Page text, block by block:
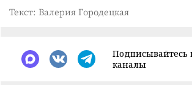
Текст: Валерия Городецкая
каналы